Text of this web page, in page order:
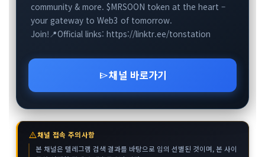
community & more. $MRSOON token at the heart –
your gateway to Web3 of tomorrow.
Join!📍Official links: https://linktr.ee/tonstation
send채널 바로가기
warning채널 접속 주의사항
본 채널은 텔레그램 검색 결과를 바탕으로 임의 선별된 것이며, 본 사이